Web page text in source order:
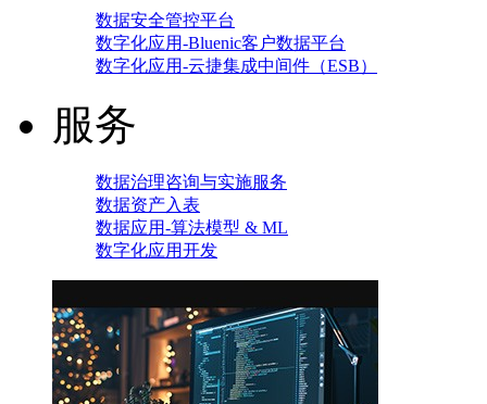
数据安全管控平台
数字化应用-Bluenic客户数据平台
数字化应用-云捷集成中间件（ESB）
服务
数据治理咨询与实施服务
数据资产入表
数据应用-算法模型 & ML
数字化应用开发